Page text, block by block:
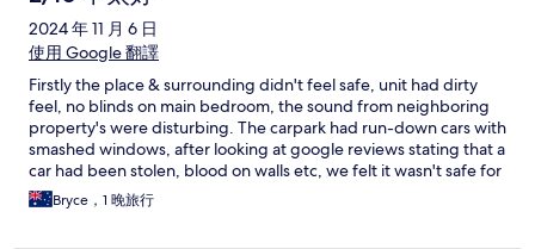
2024 年 11 月 6 日
使用 Google 翻譯
Firstly the place & surrounding didn't feel safe, unit had dirty
feel, no blinds on main bedroom, the sound from neighboring
property's were disturbing. The carpark had run-down cars with
smashed windows, after looking at google reviews stating that a
car had been stolen, blood on walls etc, we felt it wasn't safe for
our young family to stay at this location so after 20-30 minutes
we vacated
Bryce，1 晚旅行